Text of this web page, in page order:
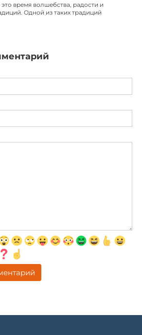
время волшебства, радости и
Одной из таких традиций